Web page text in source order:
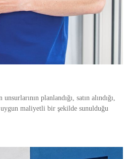
planlandığı, satın alındığı,
maliyetli bir şekilde sunulduğu